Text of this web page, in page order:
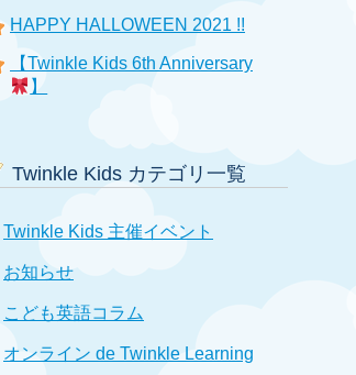
HAPPY HALLOWEEN 2021 !!
【Twinkle Kids 6th Anniversary
】
Twinkle Kids カテゴリ一覧
Twinkle Kids 主催イベント
お知らせ
こども英語コラム
オンライン de Twinkle Learning